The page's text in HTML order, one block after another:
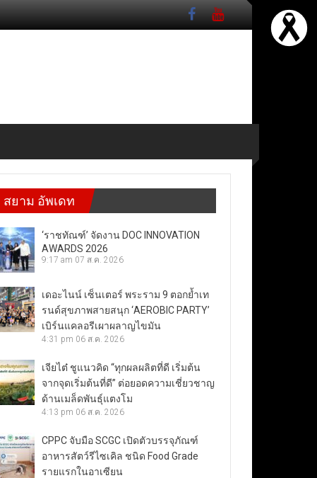
สยาม อัพเดท
‘ราชทัณฑ์’ จัดงาน DOC INNOVATION
AWARDS 2026
9:17 am 07 ส.ค. 2026
เดอะไนน์ เซ็นเตอร์ พระราม 9 ตอกย้ำเท
รนด์สุขภาพสายสนุก ‘AEROBIC PARTY’
เบิร์นแคลอรีเผาผลาญไขมัน
4:31 pm 06 ส.ค. 2026
เจียไต๋ ชูแนวคิด “ทุกผลผลิตที่ดี เริ่มต้น
จากจุดเริ่มต้นที่ดี” ต่อยอดความเชี่ยวชาญ
ด้านเมล็ดพันธุ์แตงโม
4:13 pm 06 ส.ค. 2026
CPPC จับมือ SCGC เปิดตัวบรรจุภัณฑ์
อาหารสัตว์รีไซเคิล ชนิด Food Grade
รายแรกในอาเซียน